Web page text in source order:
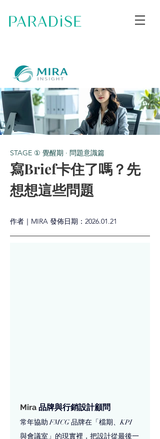
STAGE ① 覺醒期 · 問題意識篇
寫Brief卡住了嗎？先
想想這些問題
作者｜MIRA 發佈日期：2026.01.21
Mira 品牌與行銷設計顧問
常年協助 FMCG 品牌在「檔期、KPI
與會議室」的現實裡，把設計從最後一